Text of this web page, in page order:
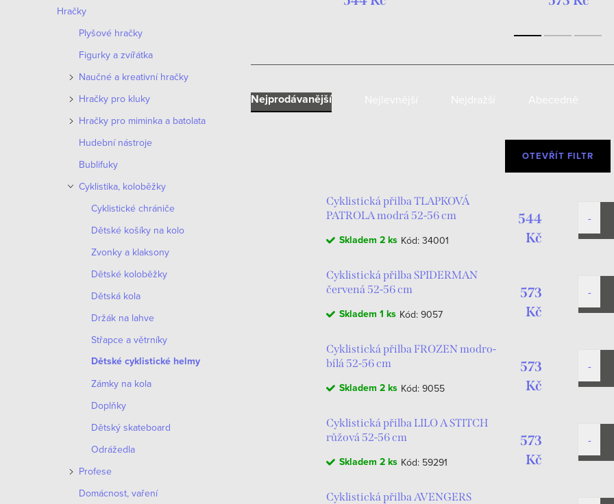
n
Hračky
Plyšové hračky
Figurky a zvířátka
Naučné a kreativní hračky
Hračky pro kluky
Hračky pro miminka a batolata
Hudební nástroje
Bublifuky
Cyklistika, koloběžky
Cyklistické chrániče
Dětské košíky na kolo
Zvonky a klaksony
Dětské koloběžky
Dětská kola
Držák na lahve
Střapce a větrníky
Dětské cyklistické helmy
Zámky na kola
Doplňky
Dětský skateboard
Odrážedla
Profese
Domácnost, vaření
Ř
Nejprodávanější
OTEVŘÍT FILTR
Cyklistická přilba TLAPKOVÁ
PATROLA modrá 52-56 cm
Skladem 2 ks Kód: 34001
544
Kč
Cyklistická přilba SPIDERMAN
červená 52-56 cm
Skladem 1 ks Kód: 9057
573
Kč
Cyklistická přilba FROZEN modro-
bílá 52-56 cm
Skladem 2 ks Kód: 9055
573
Kč
Cyklistická přilba LILO A STITCH
růžová 52-56 cm
Skladem 2 ks Kód: 59291
573
Kč
Cyklistická přilba AVENGERS